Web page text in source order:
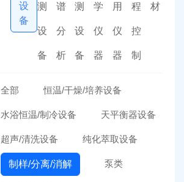
设
备
测
设
备
谱
分
析
测
设
备
学
仪
器
用
仪
器
程
控
制
材
全部 恒温/干燥/培养设备
水浴恒温/制冷设备 天平衡器设备
超声/清洗设备 纯化萃取设备
制样/分离/消解 泵类